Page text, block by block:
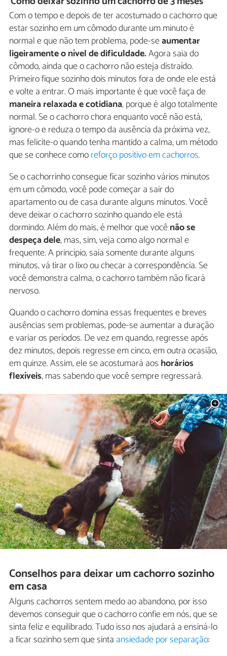
Com o tempo e depois de ter acostumado o cachorro que
estar sozinho em um cômodo durante um minuto é
normal e que não tem problema, pode-seaumentar
ligeiramente o nível de dificuldade.Agora saia do
cômodo, ainda que o cachorro não esteja distraído.
Primeiro fique sozinho dois minutos fora de onde ele está
e volte a entrar. O mais importante é que você faça de
maneira relaxada e cotidiana, porque é algo totalmente
normal. Se o cachorro chora enquanto você não está,
ignore-o e reduza o tempo da ausência da próxima vez,
mas felicite-o quando tenha mantido a calma, um método
que se conhece comoreforço positivo em cachorros.
Se o cachorrinho consegue ficar sozinho vários minutos
em um cômodo, você pode começar a sair do
apartamento ou de casa durante alguns minutos. Você
deve deixar o cachorro sozinho quando ele está
dormindo. Além do mais, é melhor que vocênão se
despeça dele, mas, sim, veja como algo normal e
frequente. A princípio, saia somente durante alguns
minutos, vá tirar o lixo ou checar a correspondência. Se
você demonstra calma, o cachorro também não ficará
nervoso.
Quando o cachorro domina essas frequentes e breves
ausências sem problemas, pode-se aumentar a duração
e variar os períodos. De vez em quando, regresse após
dez minutos, depois regresse em cinco, em outra ocasião,
em quinze. Assim, ele se acostumará aos horários
flexíveis, mas sabendo que você sempre regressará.
Conselhos para deixar um cachorro sozinho
em casa
Alguns cachorros sentem medo ao abandono, por isso
devemos conseguir que o cachorro confie em nós, que se
sinta feliz e equilibrado. Tudo isso nos ajudará a ensiná-lo
a ficar sozinho sem que sinta ansiedade por separação: